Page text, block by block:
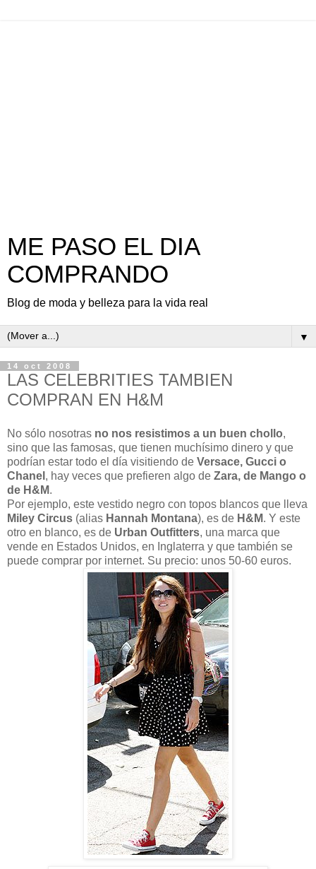
ME PASO EL DIA
COMPRANDO
Blog de moda y belleza para la vida real
▼
14 oct 2008
LAS CELEBRITIES TAMBIEN
COMPRAN EN H&M
No sólo nosotras no nos resistimos a un buen chollo,
sino que las famosas, que tienen muchísimo dinero y que
podrían estar todo el día visitiendo de Versace, Gucci o
Chanel , hay veces que prefieren algo de Zara, de Mango o
de H&M.
Por ejemplo, este vestido negro con topos blancos que lleva
Miley Circus (alias Hannah Montana), es de H&M. Y este
otro en blanco, es de Urban Outfitters, una marca que
vende en Estados Unidos, en Inglaterra y que también se
puede comprar por internet. Su precio: unos 50-60 euros.